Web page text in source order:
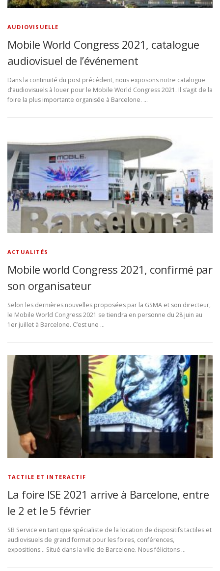
AUDIOVISUELLE
Mobile World Congress 2021, catalogue
audiovisuel de l’événement
Dans la continuité du post précédent, nous exposons notre catalogue
d’audiovisuels à louer pour le Mobile World Congress 2021. Il s’agit de la
foire la plus importante organisée à Barcelone. …
ACTUALITÉS
Mobile world Congress 2021, confirmé par
son organisateur
Selon les dernières nouvelles proposées par la GSMA et son directeur,
le Mobile World Congress 2021 se tiendra en personne du 28 juin au
1er juillet à Barcelone. C’est une …
TACTILE ET INTERACTIF
La foire ISE 2021 arrive à Barcelone, entre
le 2 et le 5 février
SB Service en tant que spécialiste de la location de dispositifs tactiles et
audiovisuels de grand format pour les foires, conférences,
expositions… Situé dans la ville de Barcelone. Nous félicitons …